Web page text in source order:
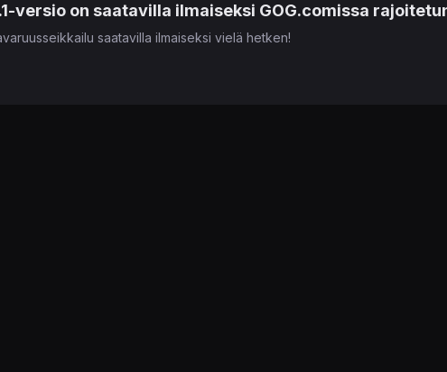
versio on saatavilla ilmaiseksi GOG.comissa
saatavilla ilmaiseksi vielä hetken!